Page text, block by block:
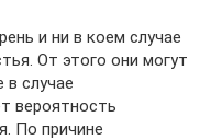
и ни в коем случае
От этого они могут
в случае
вероятность
По причине